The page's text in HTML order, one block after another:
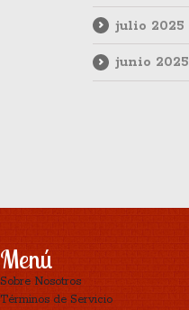
julio 2025
junio 2025
Menú
Sobre Nosotros
Términos de Servicio